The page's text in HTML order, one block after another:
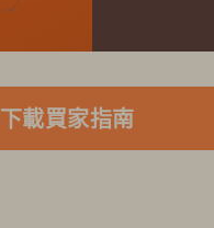
下載買家指南